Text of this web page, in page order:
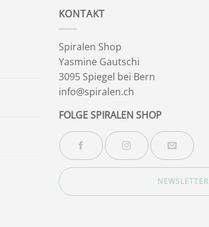
KONTAKT
Spiralen Shop
Yasmine Gautschi
3095 Spiegel bei Bern
info@spiralen.ch
FOLGE SPIRALEN SHOP
NEWSLETTER